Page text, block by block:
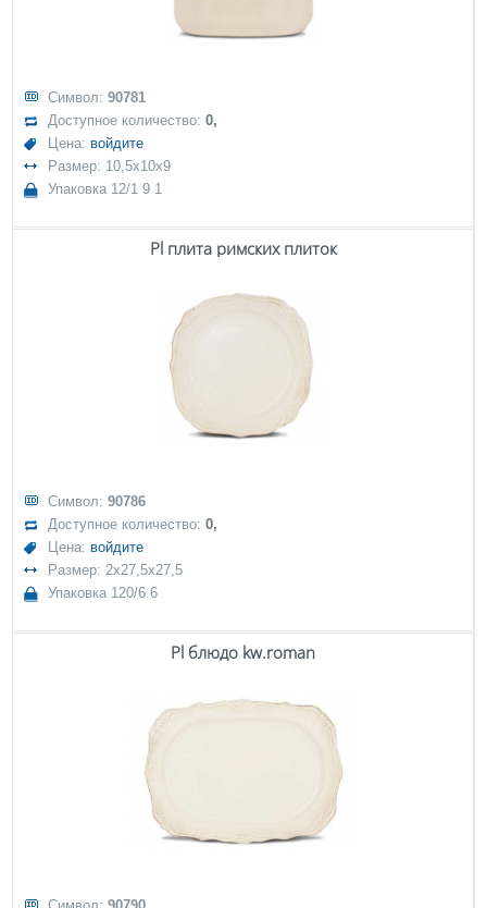
Символ:90781
Доступное количество:0,
Цена: войдите
Размер: 10,5x10x9
Упаковка 12/1 9 1
Pl плита римских плиток
Символ:90786
Доступное количество:0,
Цена: войдите
Размер: 2x27,5x27,5
Упаковка 120/6 6
Pl блюдо kw.roman